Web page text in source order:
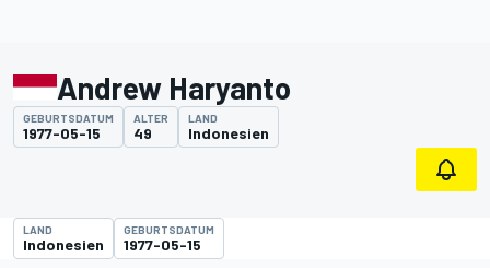
Andrew Haryanto
GEBURTSDATUM
1977-05-15
ALTER
49
LAND
Indonesien
LAND
Indonesien
GEBURTSDATUM
1977-05-15